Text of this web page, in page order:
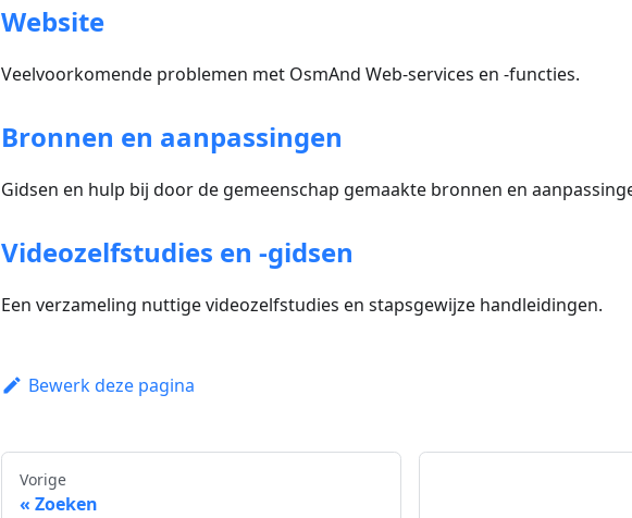
Website
Veelvoorkomende problemen met OsmAnd Web-services en -functies.
Bronnen en aanpassingen
Gidsen en hulp bij door de gemeenschap gemaakte bronnen en
Videozelfstudies en -gidsen
Een verzameling nuttige videozelfstudies en stapsgewijze handleidingen.
Bewerk deze pagina
Vorige
Zoeken